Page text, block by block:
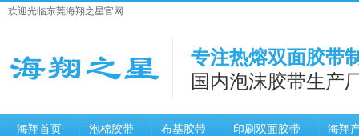
欢迎光临东莞海翔之星官网
专注热熔双面胶带
国内泡沫胶带生产
海翔首页 泡棉胶带 布基胶带 印刷双面胶带 海翔